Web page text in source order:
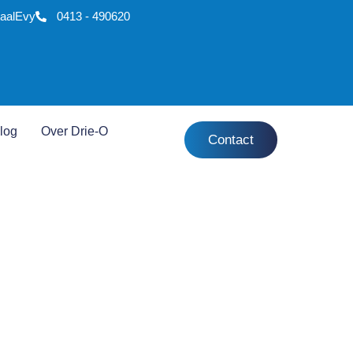
Evy 0413 - 490620
Over Drie-O
Contact